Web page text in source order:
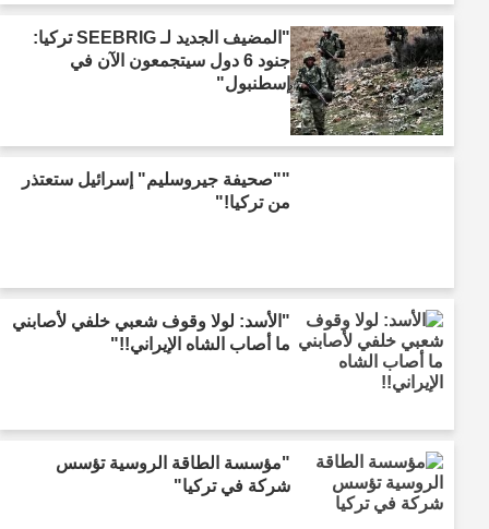
"المضيف الجديد لـ SEEBRIG تركيا:
جنود 6 دول سيتجمعون الآن في
إسطنبول"
""صحيفة جيروسليم" إسرائيل ستعتذر
من تركيا!"
"الأسد: لولا وقوف شعبي خلفي لأصابني
ما أصاب الشاه الإيراني!!"
"مؤسسة الطاقة الروسية تؤسس
شركة في تركيا"